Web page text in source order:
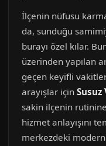
İlçenin nüfusu
da, sunduğu
burayı özel kılar.
üzerinden yapılan
geçen keyifli
arayışlar için Susuz
sakin ilçenin
hizmet anlayışını
merkezdeki